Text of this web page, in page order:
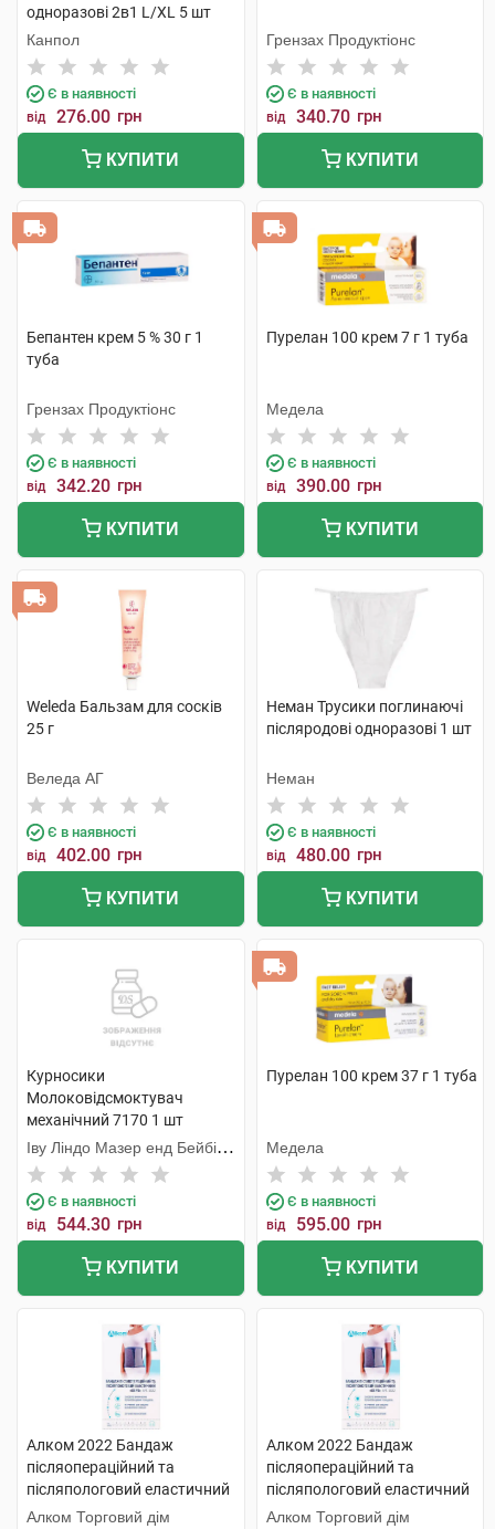
одноразові 2в1 L/XL 5 шт
Канпол
Є в наявності
від 276.00 грн
КУПИТИ
Грензах Продуктіонс
Є в наявності
від 340.70 грн
КУПИТИ
Бепантен крем 5 % 30 г 1
туба
Грензах Продуктіонс
Є в наявності
від 342.20 грн
КУПИТИ
Пурелан 100 крем 7 г 1 туба
Медела
Є в наявності
від 390.00 грн
КУПИТИ
Weleda Бальзам для сосків
25 г
Веледа АГ
Є в наявності
від 402.00 грн
КУПИТИ
Неман Трусики поглинаючі
післяродові одноразові 1 шт
Неман
Є в наявності
від 480.00 грн
КУПИТИ
Курносики
Молоковідсмоктувач
механічний 7170 1 шт
Іву Ліндо Мазер енд Бейбі
Продактс
Є в наявності
від 544.30 грн
КУПИТИ
Пурелан 100 крем 37 г 1 туба
Медела
Є в наявності
від 595.00 грн
КУПИТИ
Алком 2022 Бандаж
післяопераційний та
післяпологовий еластичний
Євро розмір 5 1 шт
Алком Торговий дім
Алком 2022 Бандаж
післяопераційний та
післяпологовий еластичний
Євро розмір 5 1 шт
Алком Торговий дім